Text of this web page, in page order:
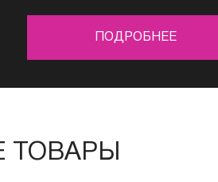
ПОДРОБНЕЕ
ТОВАРЫ